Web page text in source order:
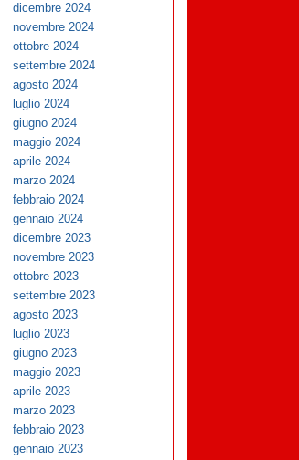
dicembre 2024
novembre 2024
ottobre 2024
settembre 2024
agosto 2024
luglio 2024
giugno 2024
maggio 2024
aprile 2024
marzo 2024
febbraio 2024
gennaio 2024
dicembre 2023
novembre 2023
ottobre 2023
settembre 2023
agosto 2023
luglio 2023
giugno 2023
maggio 2023
aprile 2023
marzo 2023
febbraio 2023
gennaio 2023